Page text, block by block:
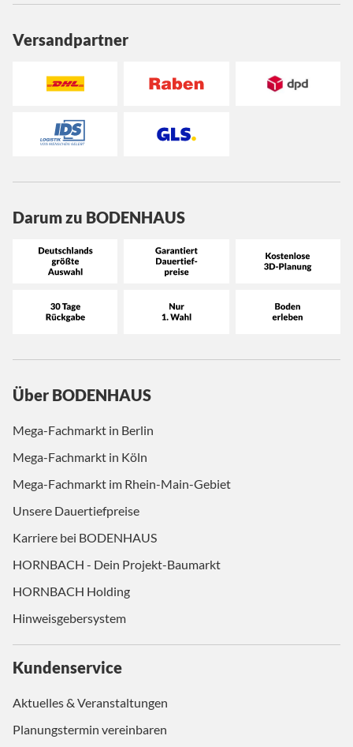
Versandpartner
Darum zu BODENHAUS
Über BODENHAUS
Mega-Fachmarkt in Berlin
Mega-Fachmarkt in Köln
Mega-Fachmarkt im Rhein-Main-Gebiet
Unsere Dauertiefpreise
Karriere bei BODENHAUS
HORNBACH - Dein Projekt-Baumarkt
HORNBACH Holding
Hinweisgebersystem
Kundenservice
Aktuelles & Veranstaltungen
Planungstermin vereinbaren